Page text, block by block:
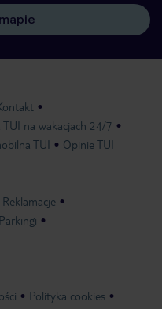
TUI na wakacjach 24/7
TUI Opinie TUI
Reklamacje
Parkingi
Polityka cookies